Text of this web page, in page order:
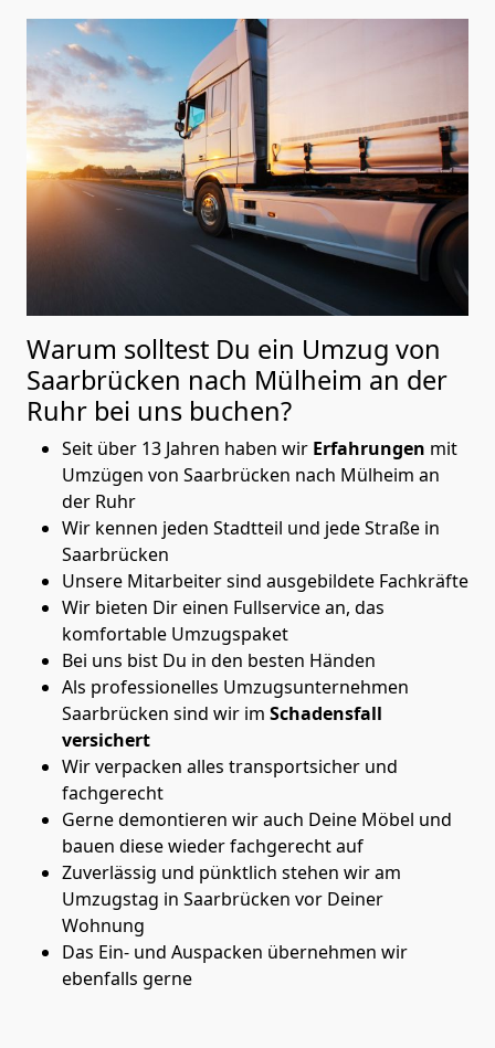
Warum solltest Du ein Umzug von
Saarbrücken nach Mülheim an der
Ruhr bei uns buchen?
Seit über 13 Jahren haben wir Erfahrungen mit
Umzügen von Saarbrücken nach Mülheim an
der Ruhr
Wir kennen jeden Stadtteil und jede Straße in
Saarbrücken
Unsere Mitarbeiter sind ausgebildete Fachkräfte
Wir bieten Dir einen Fullservice an, das
komfortable Umzugspaket
Bei uns bist Du in den besten Händen
Als professionelles Umzugsunternehmen
Saarbrücken sind wir im Schadensfall
versichert
Wir verpacken alles transportsicher und
fachgerecht
Gerne demontieren wir auch Deine Möbel und
bauen diese wieder fachgerecht auf
Zuverlässig und pünktlich stehen wir am
Umzugstag in Saarbrücken vor Deiner
Wohnung
Das Ein- und Auspacken übernehmen wir
ebenfalls gerne